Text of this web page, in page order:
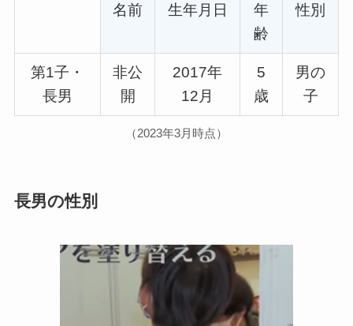
名前 生年月日
年
齢
性別
第1子・
長男
非公
開
2017年
12月
5
歳
男の
子
（2023年3月時点）
長男の性別